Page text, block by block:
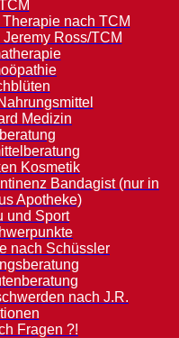
nach TCM
Ross/TCM
Medizin
Kosmetik
Bandagist (nur in
Apotheke)
und Sport
nach Schüssler
nach J.R.
Fragen ?!